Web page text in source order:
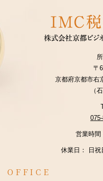
〒
京都府京都市右
（
営業時間
休業日： 日祝
OFFICE